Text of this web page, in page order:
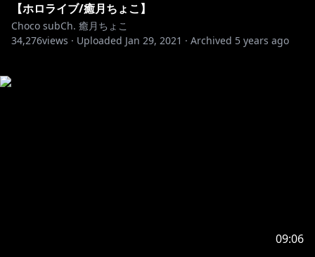
【ホロライブ/癒月ちょこ】
Choco subCh. 癒月ちょこ
34,276views · Uploaded Jan 29, 2021 · Archived 5 years ago
09:06